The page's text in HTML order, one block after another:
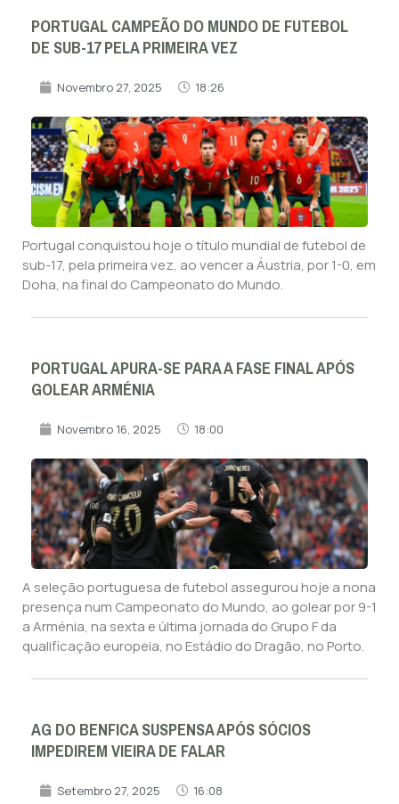
PORTUGAL CAMPEÃO DO MUNDO DE FUTEBOL
DE SUB-17 PELA PRIMEIRA VEZ
Novembro 27, 2025 18:26
Portugal conquistou hoje o título mundial de futebol de
sub-17, pela primeira vez, ao vencer a Áustria, por 1-0, em
Doha, na final do Campeonato do Mundo.
PORTUGAL APURA-SE PARA A FASE FINAL APÓS
GOLEAR ARMÉNIA
Novembro 16, 2025 18:00
A seleção portuguesa de futebol assegurou hoje a nona
presença num Campeonato do Mundo, ao golear por 9-1
a Arménia, na sexta e última jornada do Grupo F da
qualificação europeia, no Estádio do Dragão, no Porto.
AG DO BENFICA SUSPENSA APÓS SÓCIOS
IMPEDIREM VIEIRA DE FALAR
Setembro 27, 2025 16:08